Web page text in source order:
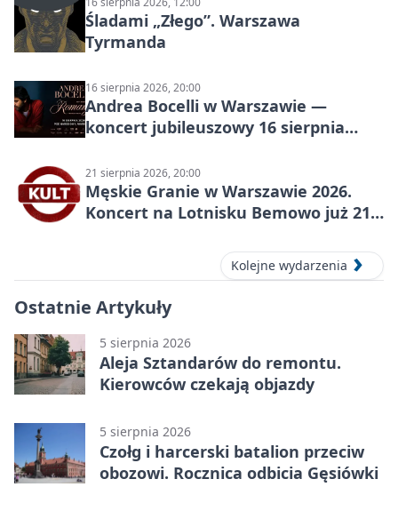
Śladami „Złego”. Warszawa
Tyrmanda
16 sierpnia 2026, 20:00
Andrea Bocelli w Warszawie —
koncert jubileuszowy 16 sierpnia
21 sierpnia 2026, 20:00
Męskie Granie w Warszawie 2026.
Koncert na Lotnisku Bemowo już 21
Kolejne wydarzenia
Ostatnie Artykuły
5 sierpnia 2026
Aleja Sztandarów do remontu.
Kierowców czekają objazdy
5 sierpnia 2026
Czołg i harcerski batalion przeciw
obozowi. Rocznica odbicia Gęsiówki